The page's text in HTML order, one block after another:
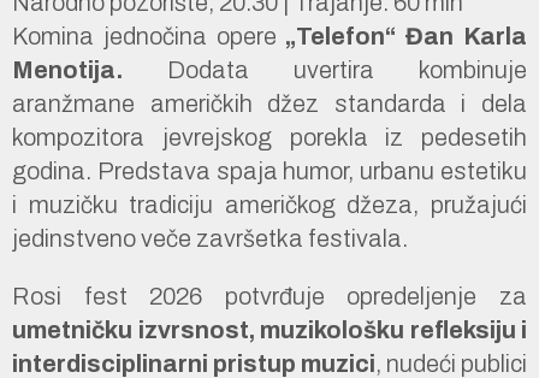
Komina jednočina opere „Telefon“ Đan Karla
Menotija. Dodata uvertira kombinuje
aranžmane američkih džez standarda i dela
kompozitora jevrejskog porekla iz pedesetih
godina. Predstava spaja humor, urbanu estetiku
i muzičku tradiciju američkog džeza, pružajući
jedinstveno veče završetka festivala.
Rosi fest 2026 potvrđuje opredeljenje za
umetničku izvrsnost, muzikološku refleksiju i
interdisciplinarni pristup muzici, nudeći publici